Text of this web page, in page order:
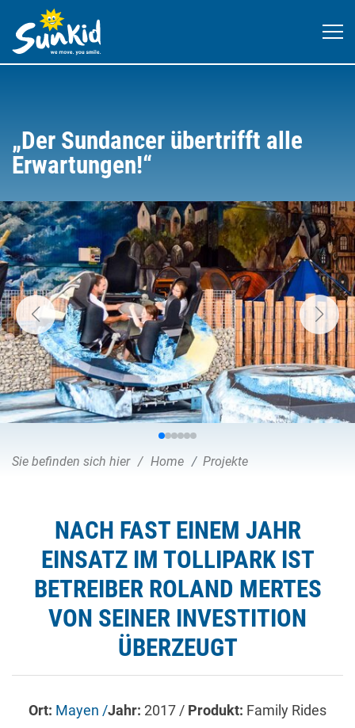
„Der Sundancer übertrifft alle
Erwartungen!“
Sie befinden sich hier Home Projekte
NACH FAST EINEM JAHR
EINSATZ IM TOLLIPARK IST
BETREIBER ROLAND MERTES
VON SEINER INVESTITION
ÜBERZEUGT
Ort: Mayen /Jahr: 2017 / Produkt: Family Rides